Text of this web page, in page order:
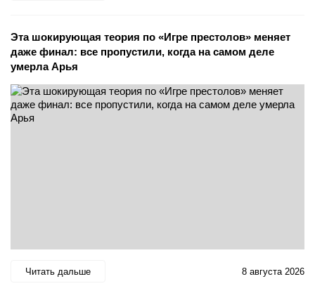
Эта шокирующая теория по «Игре престолов» меняет
даже финал: все пропустили, когда на самом деле
умерла Арья
Читать дальше 8 августа 2026